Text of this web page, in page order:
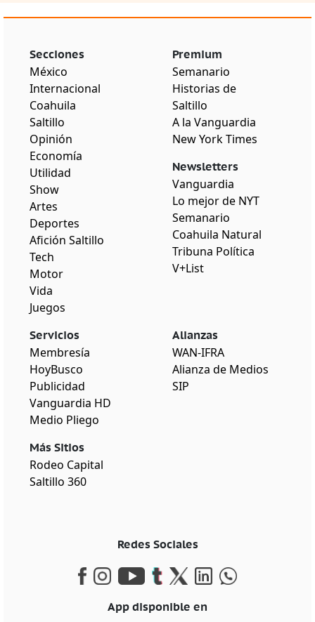
Secciones
México
Internacional
Coahuila
Saltillo
Opinión
Economía
Utilidad
Show
Artes
Deportes
Afición Saltillo
Tech
Motor
Vida
Juegos
Premium
Semanario
Historias de
Saltillo
A la Vanguardia
New York Times
Newsletters
Vanguardia
Lo mejor de NYT
Semanario
Coahuila Natural
Tribuna Política
V+List
Servicios
Membresía
HoyBusco
Publicidad
Vanguardia HD
Medio Pliego
Más Sitios
Rodeo Capital
Saltillo 360
Alianzas
WAN-IFRA
Alianza de Medios
SIP
Redes Sociales
App disponible en